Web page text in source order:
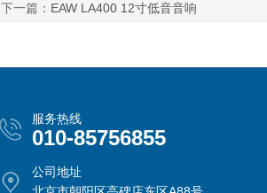
下一篇： EAW LA400 12寸低音音响
服务热线
010-85756855
公司地址